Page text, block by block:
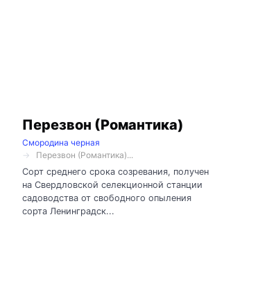
Перезвон (Романтика)
Смородина черная
Перезвон (Романтика)...
Сорт среднего срока созревания, получен
на Свердловской селекционной станции
садоводства от свободного опыления
сорта Ленинградск...